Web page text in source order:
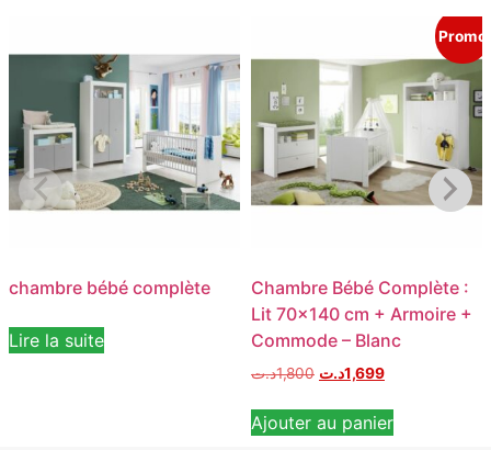
chambre bébé complète
Lire la suite
Promo
Chambre Bébé Complète :
Lit 70×140 cm + Armoire +
Commode – Blanc
1,800د.ت 1,699د.ت
Ajouter au panier